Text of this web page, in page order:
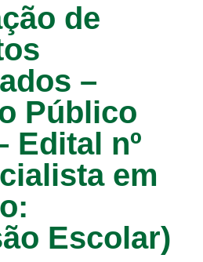
de
–
Público
Edital nº
em
Escolar)